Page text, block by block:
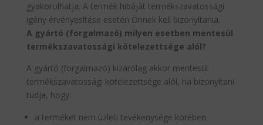
gyakorolhatja. A termék hibáját termékszavatossági
igény érvényesítése esetén Önnek kell bizonyítania.
A gyártó (forgalmazó) milyen esetben mentesül
termékszavatossági kötelezettsége alól?
A gyártó (forgalmazó) kizárólag akkor mentesül
termékszavatossági kötelezettsége alól, ha bizonyítani
tudja, hogy:
a terméket nem üzleti tevékenysége körében